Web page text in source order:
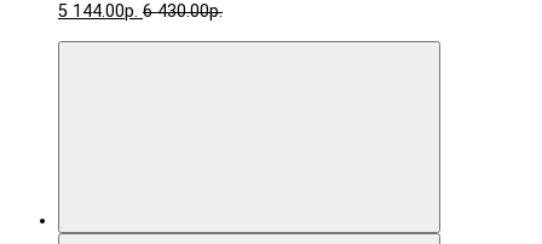
5 144.00р. 6 430.00р.